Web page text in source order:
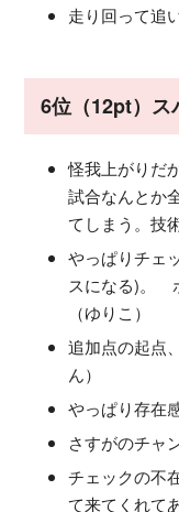
走り回って追
6位（12pt）ス
怪我上がりだ
試合なんとか
てしまう。技
やっぱりチェ
スになる)。
（ゆりこ）
追加点の起点
ん）
やっぱり存在
さすがのチャ
チェックの不
て来てくれて